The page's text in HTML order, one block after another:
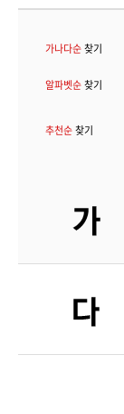
가나다순 찾기
알파벳순 찾기
추천순 찾기